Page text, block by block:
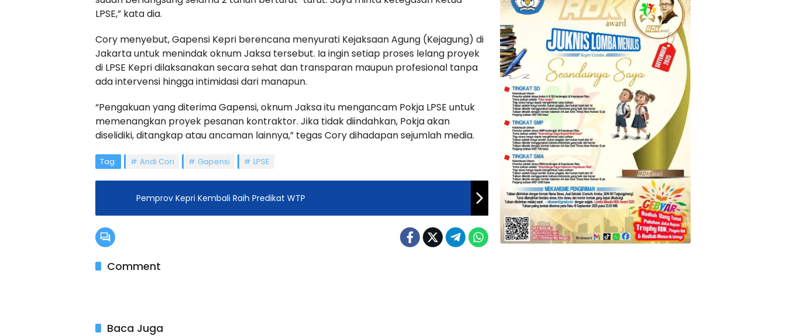
LPSE,” kata dia.
Cory menyebut, Gapensi Kepri berencana menyurati Kejaksaan Agung (Kejagung) di
Jakarta untuk menindak oknum Jaksa tersebut. Ia ingin setiap proses lelang proyek
di LPSE Kepri dilaksanakan secara sehat dan transparan maupun profesional tanpa
ada intervensi hingga intimidasi dari manapun.
“Pengakuan yang diterima Gapensi, oknum Jaksa itu mengancam Pokja LPSE untuk
memenangkan proyek pesanan kontraktor. Jika tidak diindahkan, Pokja akan
diselidiki, ditangkap atau ancaman lainnya,” tegas Cory dihadapan sejumlah media.
Tag: Andi Cori Gapensi LPSE
Pemprov Kepri Kembali Raih Predikat WTP
Comment
Baca Juga